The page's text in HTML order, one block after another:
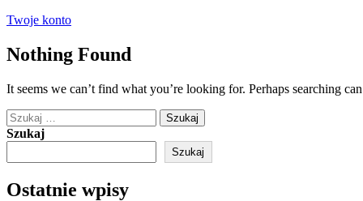
Twoje konto
Nothing Found
It seems we can’t find what you’re looking for. Perhaps searching
Szukaj:
Szukaj
Szukaj
Ostatnie wpisy